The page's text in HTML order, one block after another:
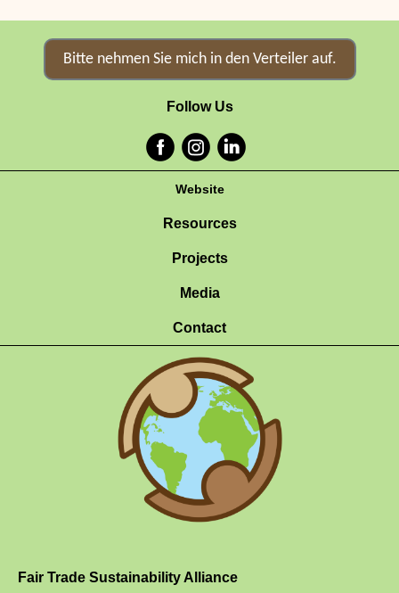
Bitte nehmen Sie mich in den Verteiler auf.
Follow Us
Website
Resources
Projects
Media
Contact
Fair Trade Sustainability Alliance